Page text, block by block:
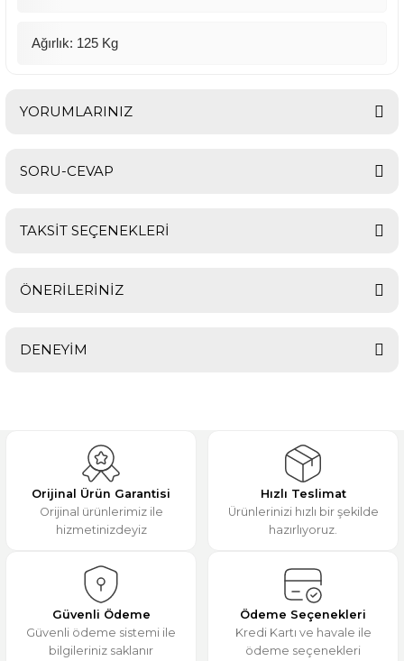
Ağırlık: 125 Kg
YORUMLARINIZ
SORU-CEVAP
TAKSİT SEÇENEKLERİ
ÖNERİLERİNİZ
Bu ürünün fiyat bilgisi, resim, ürün açıklamalarında ve diğer
Ürün resmi kalitesiz, bozuk veya görüntülenemiyor.
Ürün açıklamasında eksik bilgiler bulunuyor.
Ürün bilgilerinde hatalar bulunuyor.
Ürün fiyatı diğer sitelerden daha pahalı.
Bu ürüne benzer farklı alternatifler olmalı.
DENEYİM
M... K... | 31/12/2025
Deneyimini Paylaş
Orijinal Ürün Garantisi
Orijinal ürünlerimiz ile
hizmetinizdeyiz
Hızlı Teslimat
Ürünlerinizi hızlı bir şekilde
hazırlıyoruz.
Güvenli Ödeme
Güvenli ödeme sistemi ile
bilgileriniz saklanır
Ödeme Seçenekleri
Kredi Kartı ve havale ile
ödeme seçenekleri